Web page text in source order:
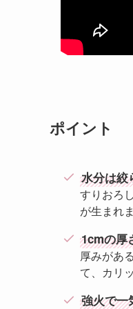
ポイント
水分は絞
すりおろ
が生まれ
1cmの厚
厚みがあ
て、カリ
強火で一